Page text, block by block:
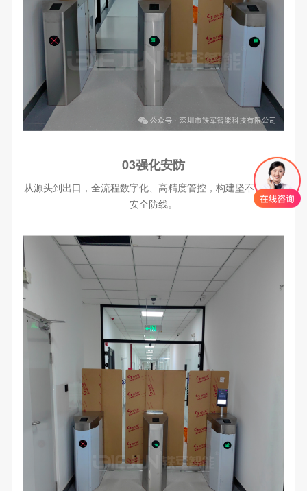
03强化安防
从源头到出口，全流程数字化、高精度管控，构建坚不可摧的
安全防线。